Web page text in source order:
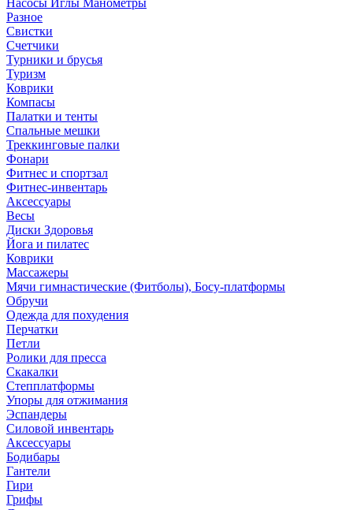
Насосы Иглы Манометры
Разное
Свистки
Счетчики
Турники и брусья
Туризм
Коврики
Компасы
Палатки и тенты
Спальные мешки
Треккинговые палки
Фонари
Фитнес и спортзал
Фитнес-инвентарь
Аксессуары
Весы
Диски Здоровья
Йога и пилатес
Коврики
Массажеры
Мячи гимнастические (Фитболы), Босу-платформы
Обручи
Одежда для похудения
Перчатки
Петли
Ролики для пресса
Скакалки
Степплатформы
Упоры для отжимания
Эспандеры
Силовой инвентарь
Аксессуары
Бодибары
Гантели
Гири
Грифы